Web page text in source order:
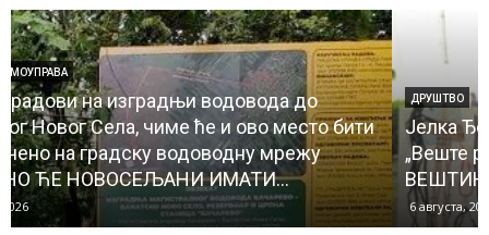
ДРУШТВО
Јелка Ђорђевић, председница Удружења
„Веште руке“ Панчево СТАРИ ЗАНАТИ И
ВЕШТИНЕ КРОЗ ШТО ВЕШТИЈЕ ДЕЧЈЕ РУКЕ
6 августа, 2026